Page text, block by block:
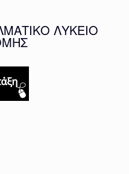
ΛΥΚΕΙΟ